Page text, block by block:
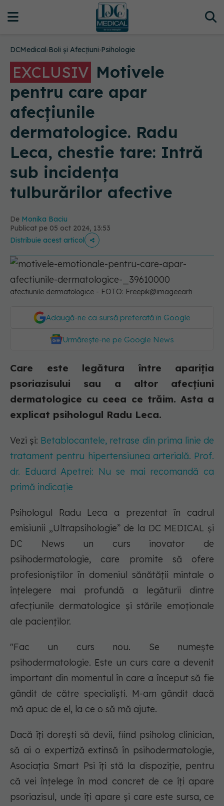
DCMedical›Boli și Afecțiuni›Psihologie
EXCLUSIV Motivele
pentru care apar
afecțiunile
dermatologice. Radu
Leca, chestie tare: Intră
sub incidența
tulburărilor afective
De Monika Baciu
Publicat pe 05 oct 2024, 13:53
Distribuie acest articol
afectiunile dermatologice - FOTO: Freepik@imageearh
Adaugă-ne ca sursă preferată în Google
Urmărește-ne pe Google News
Care este legătura între apariția
psoriazisului sau a altor afecțiuni
dermatologice cu ceea ce trăim. Asta a
explicat psihologul Radu Leca.
Vezi și: Betablocantele, retrase din prima linie de
tratament pentru hipertensiunea arterială. Prof.
dr. Eduard Apetrei: Nu se mai recomandă ca
primă indicație
Psihologul Radu Leca a prezentat în cadrul
emisiunii „Ultrapsihologie” de la DC MEDICAL și
DC News un curs inovator de
psihodermatologie, care promite să ofere
profesioniștilor în domeniul sănătății mintale o
înțelegere mai profundă a legăturii dintre
afecțiunile dermatologice și stările emoționale
ale pacienților.
"Fac un curs nou. Se numește
psihodermatologie. Este un curs care a devenit
important din momentul în care a început să fie
gândit de către specialiști. M-am gândit dacă
mă apuc de el, la ce o să mă ajute.
Dacă îți dorești să devii, fiind psiholog clinician,
să ai o expertiză extinsă în psihodermatologie,
Asociația Smart Psi îți stă la dispoziție, pentru
că vei înțelege în mod concret de ce îți apare
psoriazisul, unde îți apare și care este sursa, ce